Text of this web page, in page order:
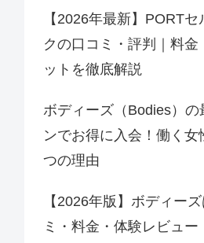
【2026年最新】PORT
クの口コミ・評判｜料金
ットを徹底解説
ボディーズ（Bodies）の
ンでお得に入会！働く女
つの理由
【2026年版】ボディー
ミ・料金・体験レビュー